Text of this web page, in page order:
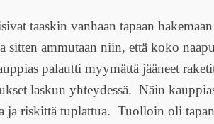
taaskin vanhaan tapaan
sitten ammutaan niin, että koko
palautti myymättä jääneet
laskun yhteydessä. Näin
ja riskittä tuplattua. Tuolloin oli